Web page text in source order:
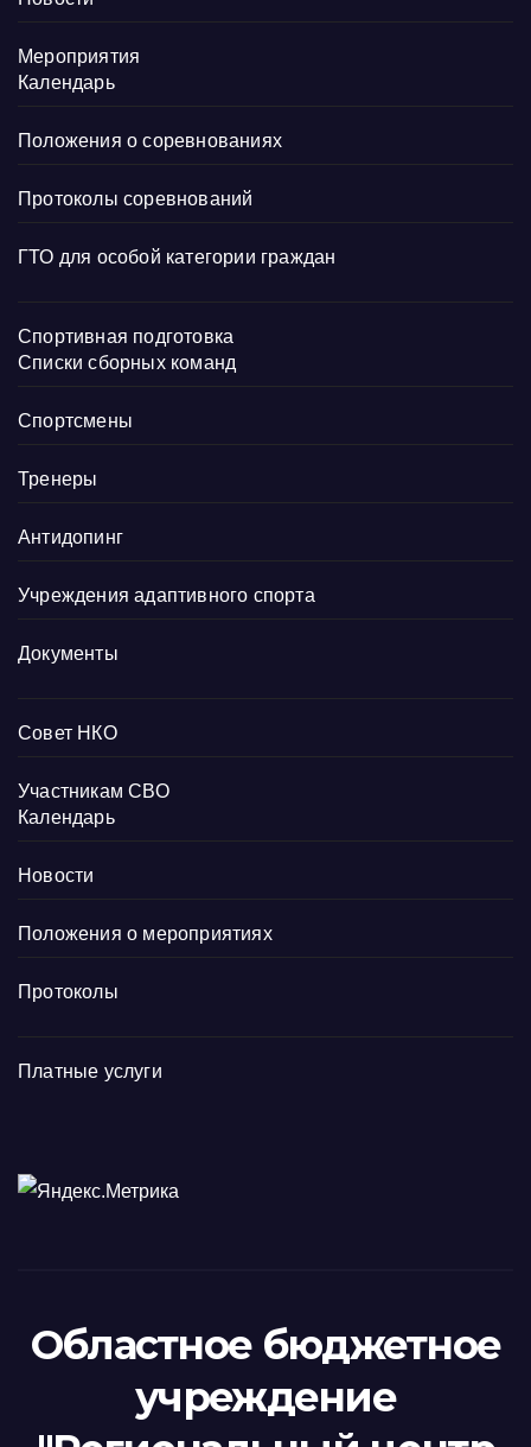
Мероприятия
Календарь
Положения о соревнованиях
Протоколы соревнований
ГТО для особой категории граждан
Спортивная подготовка
Списки сборных команд
Спортсмены
Тренеры
Антидопинг
Учреждения адаптивного спорта
Документы
Совет НКО
Участникам СВО
Календарь
Новости
Положения о мероприятиях
Протоколы
Платные услуги
Областное бюджетное
учреждение